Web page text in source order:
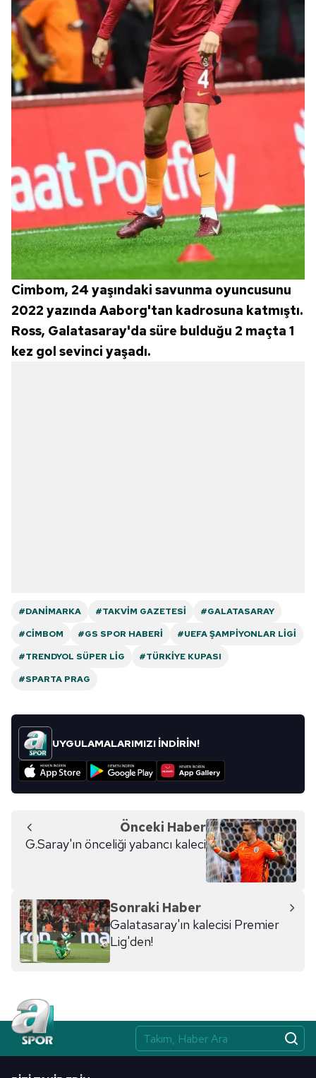
Cimbom, 24 yaşındaki savunma oyuncusunu
2022 yazında Aaborg'tan kadrosuna katmıştı.
Ross, Galatasaray'da süre bulduğu 2 maçta 1
kez gol sevinci yaşadı.
#DANIMARKA #TAKVIM GAZETESI
#GALATASARAY
#CIMBOM
#GS SPOR HABERI
#UEFA ŞAMPIYONLAR LIGI
#TRENDYOL SÜPER LIG
#TÜRKIYE KUPASI
#SPARTA PRAG
UYGULAMALARIMIZI İNDİRİN!
Önceki Haber
G.Saray'ın önceliği yabancı kaleci
Sonraki Haber
Galatasaray'ın kalecisi Premier
Lig'den!